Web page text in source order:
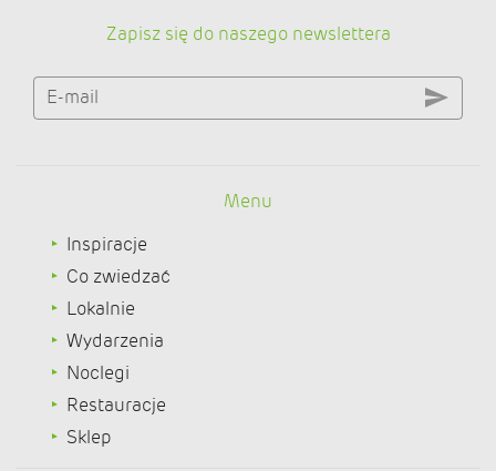
Zapisz się do naszego newslettera
E-mail
Menu
Inspiracje
Co zwiedzać
Lokalnie
Wydarzenia
Noclegi
Restauracje
Sklep